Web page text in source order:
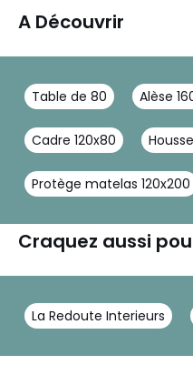
A Découvrir
Table de 80 Alèse
Cadre 120x80
Protège matelas 120x200
Craquez aussi
La Redoute Interieurs